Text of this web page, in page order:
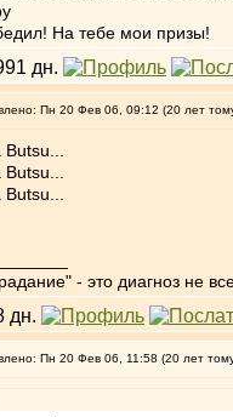
На тебе мои призы!
Пн 20 Фев 06, 09:12 (20 лет
- это диагноз не
Пн 20 Фев 06, 11:58 (20 лет